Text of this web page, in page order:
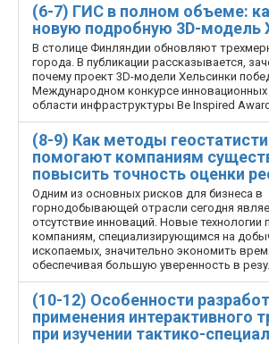
(6-7) ГИС в полном объеме:
новую подробную 3D-модель
В столице Финляндии обновляют
города. В публикации рассказывается,
почему проект 3D-модели Хельсинки
Международном конкурсе
области инфраструктуры Be Inspired
(8-9) Как методы
помогают компаниям
повысить точность оценки
Одним из основных рисков для бизнеса в
горнодобывающей отрасли сегодня
отсутствие инноваций. Новые технологии
компаниям, специализирующимся на
ископаемых, значительно экономить
обеспечивая большую уверенность в
(10-12) Особенности
применения интерактивного
при изучении тактико-